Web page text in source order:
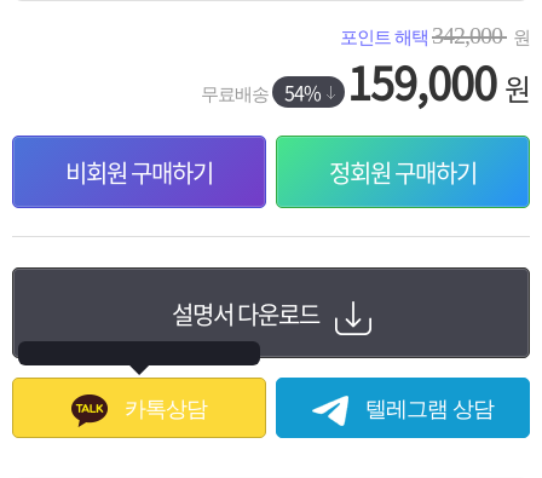
포인트 해택 342,000 원
무료배송 54% 159,000원
비회원 구매하기 정회원 구매하기
설명서 다운로드
카톡상담 텔레그램 상담